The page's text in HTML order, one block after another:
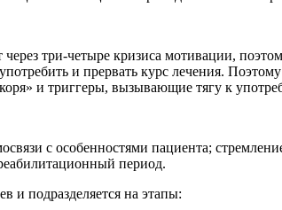
три-четыре кризиса мотивации,
и прервать курс лечения.
и триггеры, вызывающие тягу к
с особенностями пациента;
период.
и подразделяется на этапы: